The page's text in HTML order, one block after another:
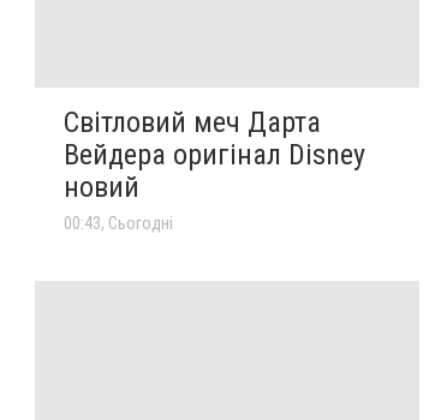
Світловий меч Дарта
Вейдера оригінал Disney
новий
00:43, Сьогодні